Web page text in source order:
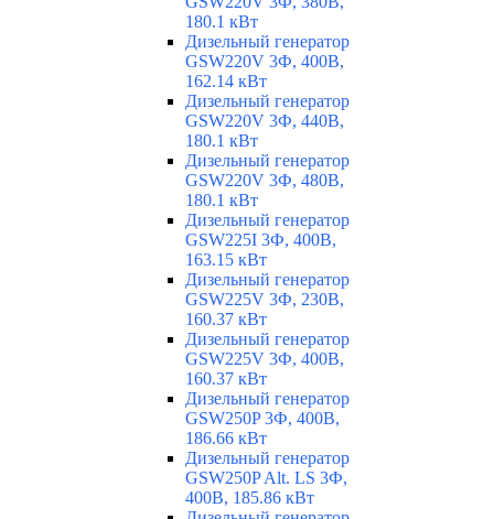
180.1 кВт
Дизельный генератор
GSW220V 3Ф, 400В,
162.14 кВт
Дизельный генератор
GSW220V 3Ф, 440В,
180.1 кВт
Дизельный генератор
GSW220V 3Ф, 480В,
180.1 кВт
Дизельный генератор
GSW225I 3Ф, 400В,
163.15 кВт
Дизельный генератор
GSW225V 3Ф, 230В,
160.37 кВт
Дизельный генератор
GSW225V 3Ф, 400В,
160.37 кВт
Дизельный генератор
GSW250P 3Ф, 400В,
186.66 кВт
Дизельный генератор
GSW250P Alt. LS 3Ф,
400В, 185.86 кВт